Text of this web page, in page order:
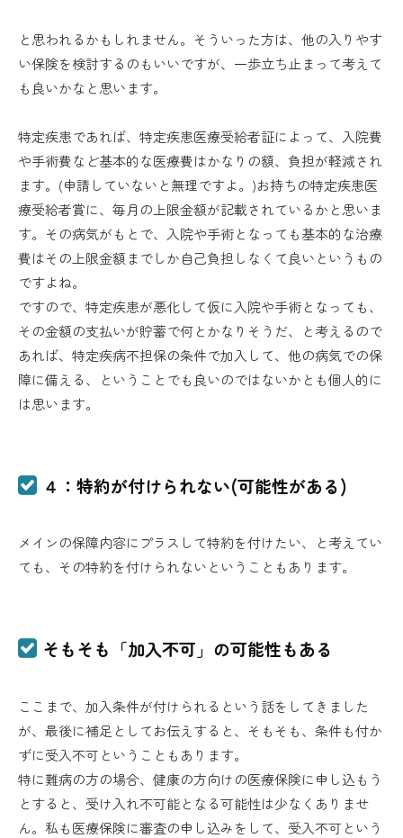
と思われるかもしれません。そういった方は、他の入りやす
い保険を検討するのもいいですが、一歩立ち止まって考えて
も良いかなと思います。
特定疾患であれば、特定疾患医療受給者証によって、入院費
や手術費など基本的な医療費はかなりの額、負担が軽減され
ます。(申請していないと無理ですよ。)お持ちの特定疾患医
療受給者賞に、毎月の上限金額が記載されているかと思いま
す。その病気がもとで、入院や手術となっても基本的な治療
費はその上限金額までしか自己負担しなくて良いというもの
ですよね。
ですので、特定疾患が悪化して仮に入院や手術となっても、
その金額の支払いが貯蓄で何とかなりそうだ、と考えるので
あれば、特定疾病不担保の条件で加入して、他の病気での保
障に備える、ということでも良いのではないかとも個人的に
は思います。
４：特約が付けられない(可能性がある)
メインの保障内容にプラスして特約を付けたい、と考えてい
ても、その特約を付けられないということもあります。
そもそも「加入不可」の可能性もある
ここまで、加入条件が付けられるという話をしてきました
が、最後に補足としてお伝えすると、そもそも、条件も付か
ずに受入不可ということもあります。
特に難病の方の場合、健康の方向けの医療保険に申し込もう
とすると、受け入れ不可能となる可能性は少なくありませ
ん。私も医療保険に審査の申し込みをして、受入不可という